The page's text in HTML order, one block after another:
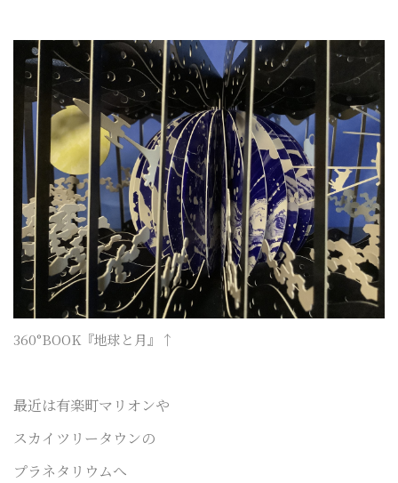
360°BOOK『地球と月』↑
最近は有楽町マリオンや
スカイツリータウンの
プラネタリウムへ